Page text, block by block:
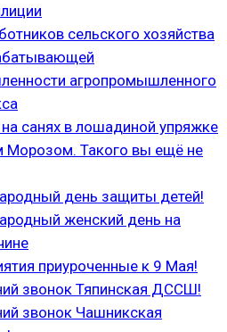
сельского хозяйства
агропромышленного
на санях в лошадиной упряжке
Морозом. Такого вы ещё не
день защиты детей!
женский день на
приуроченные к 9 Мая!
звонок Тяпинская ДССШ!
звонок Чашникская